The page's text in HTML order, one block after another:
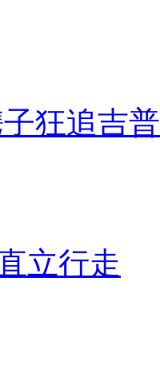
狂追吉
立行走